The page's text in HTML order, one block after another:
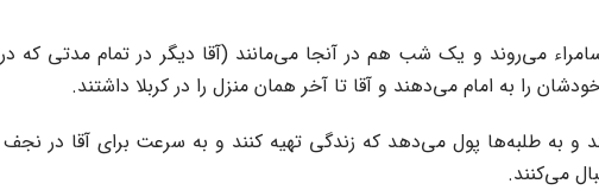
می‌روند و یک شب هم در آنجا می‌مانند (آقا دیگر در تمام مدتی که
را به امام می‌دهند و آقا تا آخر همان منزل را در کربلا داشتند.
و به طلبه‌ها پول می‌دهد که زندگی تهیه کنند و به سرعت برای آقا در
می‌کنند.